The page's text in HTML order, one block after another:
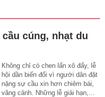
cúng, nhạt du
Không chỉ có chen lấn xô đẩy, lễ
hội dần biến đổi vì người dân đặt
nặng sự cầu xin hơn chiêm bái,
vãng cảnh. Những lễ giải hạn,…